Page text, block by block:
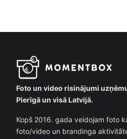
Foto un video risinājumi
Pierīgā un visā Latvijā.
Kopš 2016. gada veidojam foto
foto/video un brandinga